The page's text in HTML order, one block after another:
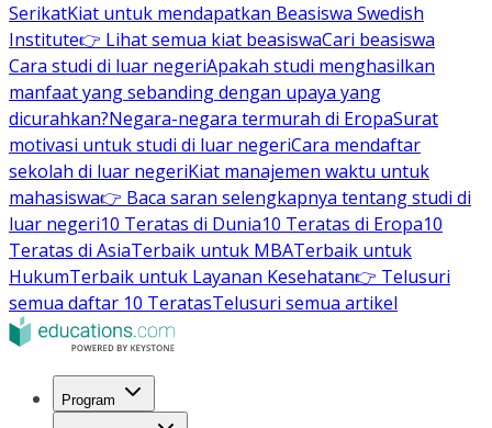
SerikatKiat untuk mendapatkan Beasiswa Swedish
Institute👉 Lihat semua kiat beasiswaCari beasiswa
Cara studi di luar negeriApakah studi menghasilkan
manfaat yang sebanding dengan upaya yang
dicurahkan?Negara-negara termurah di EropaSurat
motivasi untuk studi di luar negeriCara mendaftar
sekolah di luar negeriKiat manajemen waktu untuk
mahasiswa👉 Baca saran selengkapnya tentang studi di
luar negeri10 Teratas di Dunia10 Teratas di Eropa10
Teratas di AsiaTerbaik untuk MBATerbaik untuk
HukumTerbaik untuk Layanan Kesehatan👉 Telusuri
semua daftar 10 TeratasTelusuri semua artikel
Program